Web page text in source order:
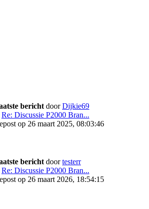
bericht doorDijkie69
Re: Discussie P2000 Bran...
op 26 maart 2025, 08:03:46
bericht doortesterr
Re: Discussie P2000 Bran...
op 26 maart 2026, 18:54:15